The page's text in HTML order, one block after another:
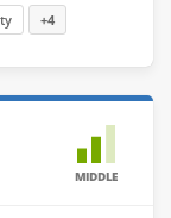
+4
MIDDLE